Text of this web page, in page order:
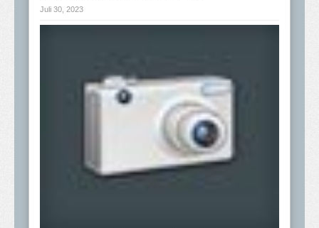
Juli 30, 2023